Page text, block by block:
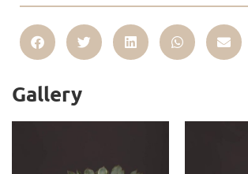
Gallery